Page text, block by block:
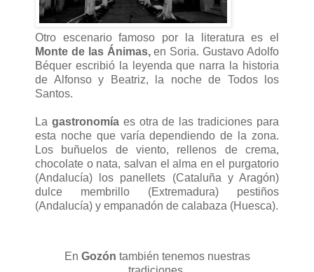
Otro escenario famoso por la literatura es el
Monte de las Ánimas,en Soria. Gustavo Adolfo
Béquer escribió la leyenda que narra la historia
de Alfonso y Beatriz, la noche de Todos los
Santos.
La gastronomíaes otra de las tradiciones para
esta noche que varía dependiendo de la zona.
Los buñuelos de viento, rellenos de crema,
chocolate o nata, salvan el alma en el purgatorio
(Andalucía) los panellets (Cataluña y Aragón)
dulce membrillo (Extremadura) pestiños
(Andalucía) y empanadón de calabaza (Huesca).
En Gozón también tenemos nuestras